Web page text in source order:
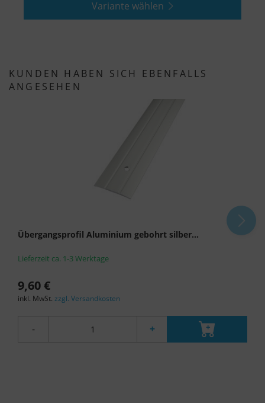
Variante wählen
KUNDEN HABEN SICH EBENFALLS
ANGESEHEN
Übergangsprofil Aluminium gebohrt silber...
Lieferzeit ca. 1-3 Werktage
9,60 €
inkl. MwSt. zzgl. Versandkosten
- +
zur Profilbildung und zur Verknüpfung mit
anderen Nutzungsdaten verwendet werden.
gemäß Art. 49 Abs. 1 S. 1 lit. a DSGVO ein, dass
Ihre Daten in den USA durch Google verarbeitet
werden. Die USA werden vom Europäischen
Gerichtshof als ein Land mit einem nach EU-
"Nur essenzielle Cookies akzeptieren" klicken,
statt.